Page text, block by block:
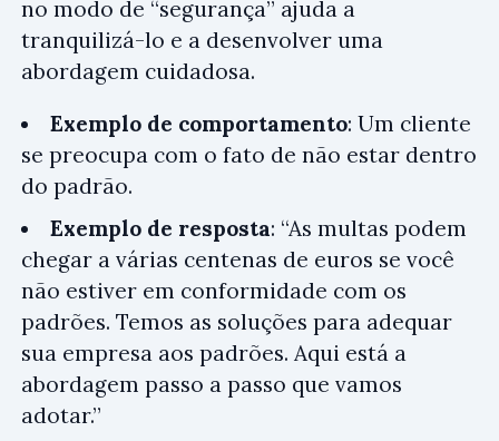
no modo de “segurança” ajuda a
tranquilizá-lo e a desenvolver uma
abordagem cuidadosa.
Exemplo de comportamento: Um cliente
se preocupa com o fato de não estar dentro
do padrão.
Exemplo de resposta: “As multas podem
chegar a várias centenas de euros se você
não estiver em conformidade com os
padrões. Temos as soluções para adequar
sua empresa aos padrões. Aqui está a
abordagem passo a passo que vamos
adotar.”